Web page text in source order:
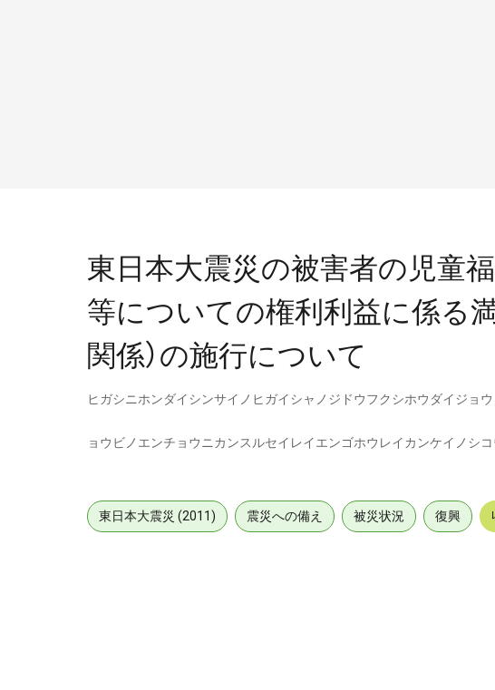
東日本大震災の被害者の児童
等についての権利利益に係る
関係）の施行について
ヒガシニホンダイシンサイノヒガイシャノジドウフクシホウダイジョ
ョウビノエンチョウニカンスルセイレイエンゴホウレイカンケイノシ
東日本大震災 (2011) 震災への備え 被災状況 復興